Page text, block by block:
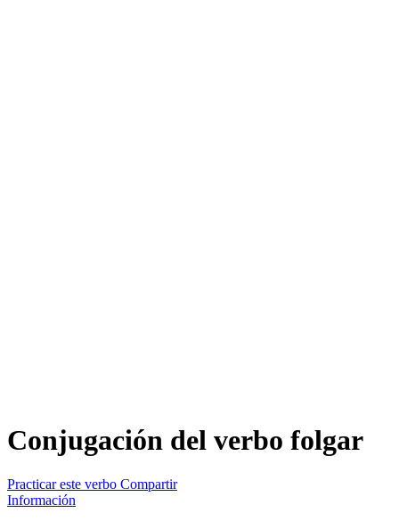
Conjugación del verbo folgar
Practicar este verbo Compartir
Información